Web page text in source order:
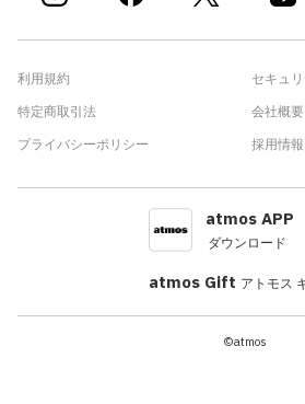
利用規約
特定商取引法
プライバシーポリシー
セキュ
会社概要
採用情報
atmos APP
ダウンロード
atmos Gift アトモス
©atmos